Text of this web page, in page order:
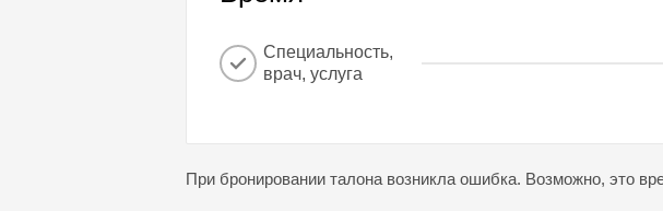
Специальность,
врач, услуга
При бронировании талона возникла ошибка. Возможно, это